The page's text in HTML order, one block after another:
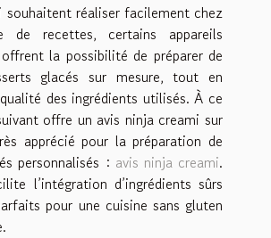
souhaitent réaliser facilement chez
de recettes, certains appareils
la possibilité de préparer de
glacés sur mesure, tout en
des ingrédients utilisés. À ce
offre un avis ninja creami sur
apprécié pour la préparation de
personnalisés : avis ninja creami.
l’intégration d’ingrédients sûrs
pour une cuisine sans gluten